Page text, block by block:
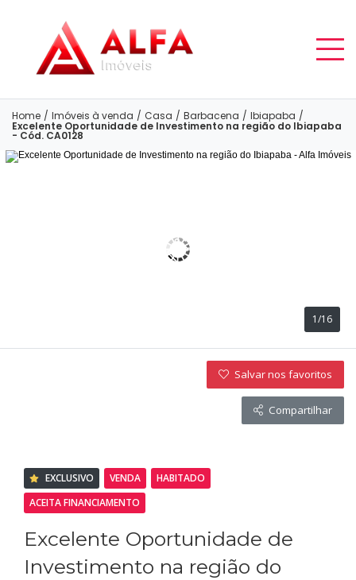
Home / Imóveis à venda / Casa / Barbacena / Ibiapaba /
Excelente Oportunidade de Investimento na região do Ibiapaba
- Cód. CA0128
1/16
Salvar nos favoritos
Compartilhar
EXCLUSIVO VENDA
HABITADO
ACEITA FINANCIAMENTO
Excelente Oportunidade de
Investimento na região do